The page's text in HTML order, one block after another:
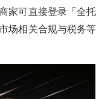
家可直接登录「全托
场相关合规与税务等